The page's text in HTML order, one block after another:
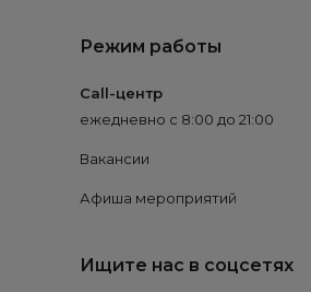
Режим работы
Call-центр
ежедневно с 8:00 до 21:00
Вакансии
Афиша мероприятий
Ищите нас в соцсетях